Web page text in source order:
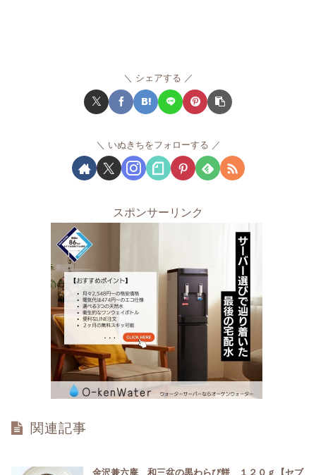
シェアする
いぬきちをフォローする
スポンサーリンク
関連記事
金沢兼六庵 和三盆の黒わらび餅 １２０ｇ【セブ